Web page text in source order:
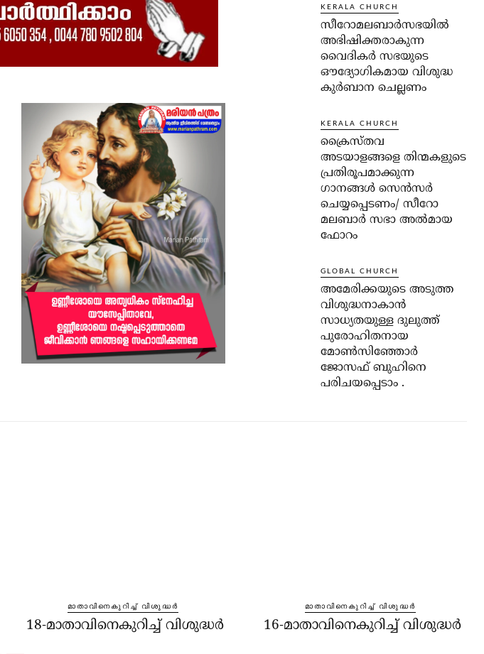
KERALA CHURCH
സീറോമലബാർസഭയിൽ
അഭിഷിക്തരാകുന്ന
വൈദികർ സഭയുടെ
ഔദ്യോഗികമായ വിശുദ്ധ
കുർബാന ചെല്ലണം
KERALA CHURCH
ക്രൈസ്തവ
അടയാളങ്ങളെ തിന്മകളുടെ
പ്രതിരൂപമാക്കുന്ന
ഗാനങ്ങൾ സെൻസർ
ചെയ്യപ്പെടണം/ സീറോ
മലബാർ സഭാ അൽമായ
ഫോറം
GLOBAL CHURCH
അമേരിക്കയുടെ അടുത്ത
വിശുദ്ധനാകാൻ
സാധ്യതയുള്ള ദുലുത്ത്
പുരോഹിതനായ
മോൺസിഞ്ഞോർ
ജോസഫ് ബുഹിനെ
പരിചയപ്പെടാം .
മാതാവിനെകുറിച്ച്‌ വിശുദ്ധർ
18-മാതാവിനെകുറിച്ച്‌ വിശുദ്ധർ
മാതാവിനെകുറിച്ച്‌ വിശുദ്ധർ
16-മാതാവിനെകുറിച്ച്‌ വിശുദ്ധർ